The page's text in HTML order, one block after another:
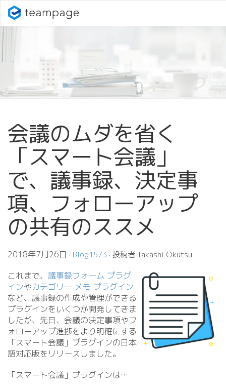
会議のムダを省く
「スマート会議」
で、議事録、決定事
項、フォローアップ
の共有のススメ
2018年7月26日 · Blog1573 · 投稿者 Takashi Okutsu
これまで、 議事録フォーム プラグ
インやカテゴリー メモ プラグイン
など、議事録の作成や管理ができる
プラグインをいくつか開発してきま
したが、先日、会議の決定事項やフ
ォローアップ進捗をより明確にする
「スマート会議」プラグインの日本
語対応版をリリースしました。
「スマート会議」プラグインは…